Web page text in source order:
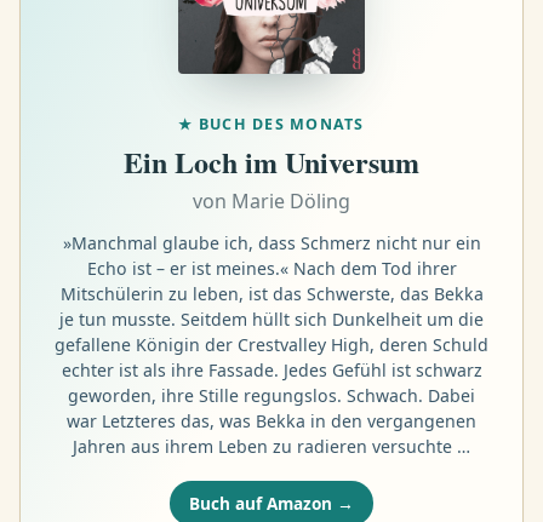
★ BUCH DES MONATS
Ein Loch im Universum
von Marie Döling
»Manchmal glaube ich, dass Schmerz nicht nur ein
Echo ist – er ist meines.« Nach dem Tod ihrer
Mitschülerin zu leben, ist das Schwerste, das Bekka
je tun musste. Seitdem hüllt sich Dunkelheit um die
gefallene Königin der Crestvalley High, deren Schuld
echter ist als ihre Fassade. Jedes Gefühl ist schwarz
geworden, ihre Stille regungslos. Schwach. Dabei
war Letzteres das, was Bekka in den vergangenen
Jahren aus ihrem Leben zu radieren versuchte …
Buch auf Amazon →